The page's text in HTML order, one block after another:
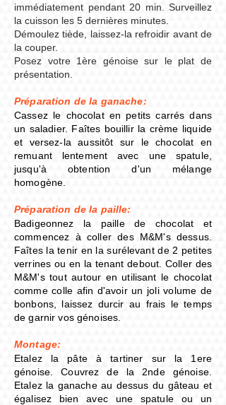
immédiatement pendant 20 min.​ Surveillez
la cuisson les 5 dernières minutes.
Démoulez tiède, laissez-la refroidir avant de
la couper.
Posez votre 1ère génoise sur le plat de
présentation.
Préparation de la ganache:
Cassez le chocolat en petits carrés dans
un saladier. Faîtes bouillir la crème liquide
et versez-la aussitôt sur le chocolat en
remuant lentement avec une spatule,
jusqu'à obtention d'un mélange
homogène.
Préparation de la paille:
Badigeonnez la paille de chocolat et
commencez à coller des M&M's dessus.
Faîtes la tenir en lasurélevant de 2 petites
verrines ou en la tenant debout. Coller des
M&M's tout autour en utilisant le chocolat
comme colle afin d'avoir un joli volume de
bonbons, laissez durcir au frais le temps
de garnir vos génoises.
Montage:
Etalez la pâte à tartiner sur la 1ere
génoise. Couvrez de la 2nde génoise.
Etalez la ganache au dessus du gâteau et
égalisez bien avec une spatule ou un